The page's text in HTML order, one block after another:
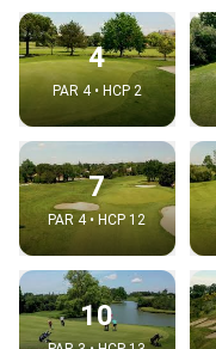
4
PAR 4 • HCP 2
7
PAR 4 • HCP 12
10